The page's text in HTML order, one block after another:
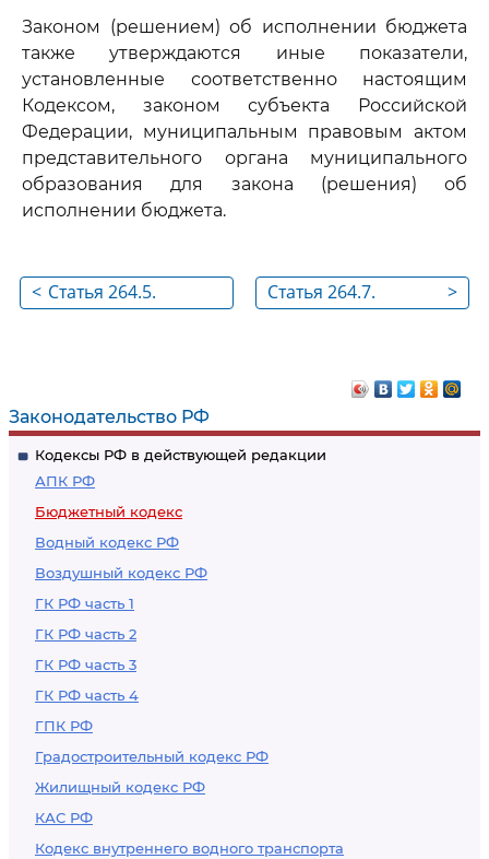
Законодательство РФ
Кодексы РФ в действующей редакции
АПК РФ
Бюджетный кодекс
Водный кодекс РФ
Воздушный кодекс РФ
ГК РФ часть 1
ГК РФ часть 2
ГК РФ часть 3
ГК РФ часть 4
ГПК РФ
Градостроительный кодекс РФ
Жилищный кодекс РФ
КАС РФ
Кодекс внутреннего водного транспорта
Законом (решением) об исполнении бюджета
также утверждаются иные показатели,
установленные соответственно настоящим
Кодексом, законом субъекта Российской
Федерации, муниципальным правовым актом
представительного органа муниципального
образования для закона (решения) об
исполнении бюджета.
< Статья 264.5.
годового отчета об
исполнении бюджета
законодательным
(представительным)
органом
>
Статья 264.7.
утверждение
бюджетной
отчетности
Российской